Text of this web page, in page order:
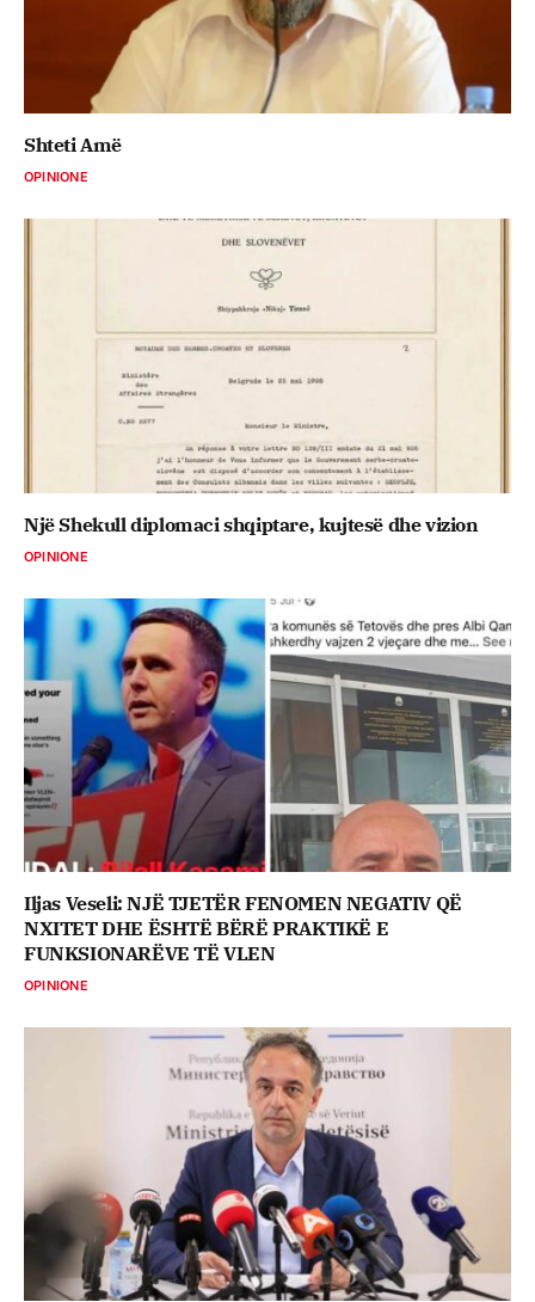
Shteti Amë
OPINIONE
Një Shekull diplomaci shqiptare, kujtesë dhe vizion
OPINIONE
Iljas Veseli: NJË TJETËR FENOMEN NEGATIV QË
NXITET DHE ËSHTË BËRË PRAKTIKË E
FUNKSIONARËVE TË VLEN
OPINIONE